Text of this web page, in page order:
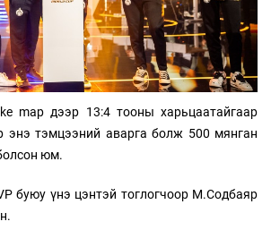
map дээр 13:4 тооны харьцаатайгаар
энэ тэмцээний аварга болж 500 мянган
юм.
буюу үнэ цэнтэй тоглогчоор М.Содбаяр